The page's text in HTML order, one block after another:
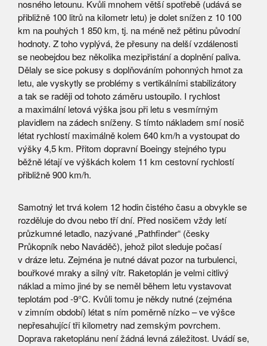
nosného letounu. Kvůli mnohem větší spotřebě (udává se
přibližně 100 litrů na kilometr letu) je dolet snížen z 10 100
km na pouhých 1 850 km, tj. na méně než pětinu původní
hodnoty. Z toho vyplývá, že přesuny na delší vzdálenosti
se neobejdou bez několika mezipřistání a doplnění paliva.
Dělaly se sice pokusy s doplňováním pohonných hmot za
letu, ale vyskytly se problémy s vertikálními stabilizátory
a tak se raději od tohoto záměru ustoupilo. I rychlost
a maximální letová výška jsou při letu s vesmírným
plavidlem na zádech sníženy. S tímto nákladem smí nosič
létat rychlostí maximálně kolem 640 km/h a vystoupat do
výšky 4,5 km. Přitom dopravní Boeingy stejného typu
běžně létají ve výškách kolem 11 km cestovní rychlostí
přibližně 900 km/h.
Samotný let trvá kolem 12 hodin čistého času a obvykle se
rozděluje do dvou nebo tří dní. Před nosičem vždy letí
průzkumné letadlo, nazývané „Pathfinder“ (česky
Průkopník nebo Naváděč), jehož pilot sleduje počasí
v dráze letu. Zejména je nutné dávat pozor na turbulenci,
bouřkové mraky a silný vítr. Raketoplán je velmi citlivý
náklad a mimo jiné by se neměl během letu vystavovat
teplotám pod -9°C. Kvůli tomu je někdy nutné (zejména
v zimním období) létat s ním poměrně nízko – ve výšce
nepřesahující tři kilometry nad zemským povrchem.
Doprava raketoplánu není žádná levná záležitost. Uvádí se,